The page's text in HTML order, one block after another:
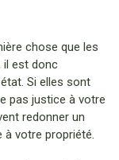
chose que les
il est donc
Si elles sont
pas justice à votre
redonner un
votre propriété.